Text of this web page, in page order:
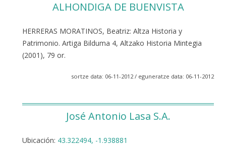
ALHONDIGA DE BUENVISTA
HERRERAS MORATINOS, Beatriz: Altza Historia y
Patrimonio. Artiga Bilduma 4, Altzako Historia Mintegia
(2001), 79 or.
sortze data: 06-11-2012 / eguneratze data: 06-11-2012
José Antonio Lasa S.A.
Ubicación: 43.322494, -1.938881